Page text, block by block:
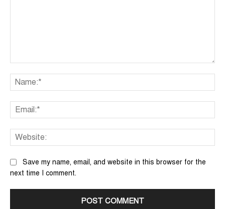
Save my name, email, and website in this browser for the
next time I comment.